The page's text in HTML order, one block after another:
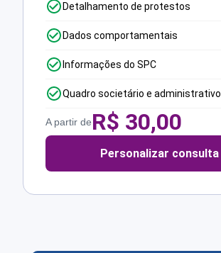
Detalhamento de protestos
Dados comportamentais
Informações do SPC
Quadro societário e administrativo
A partir deR$ 30,00
Personalizar consulta